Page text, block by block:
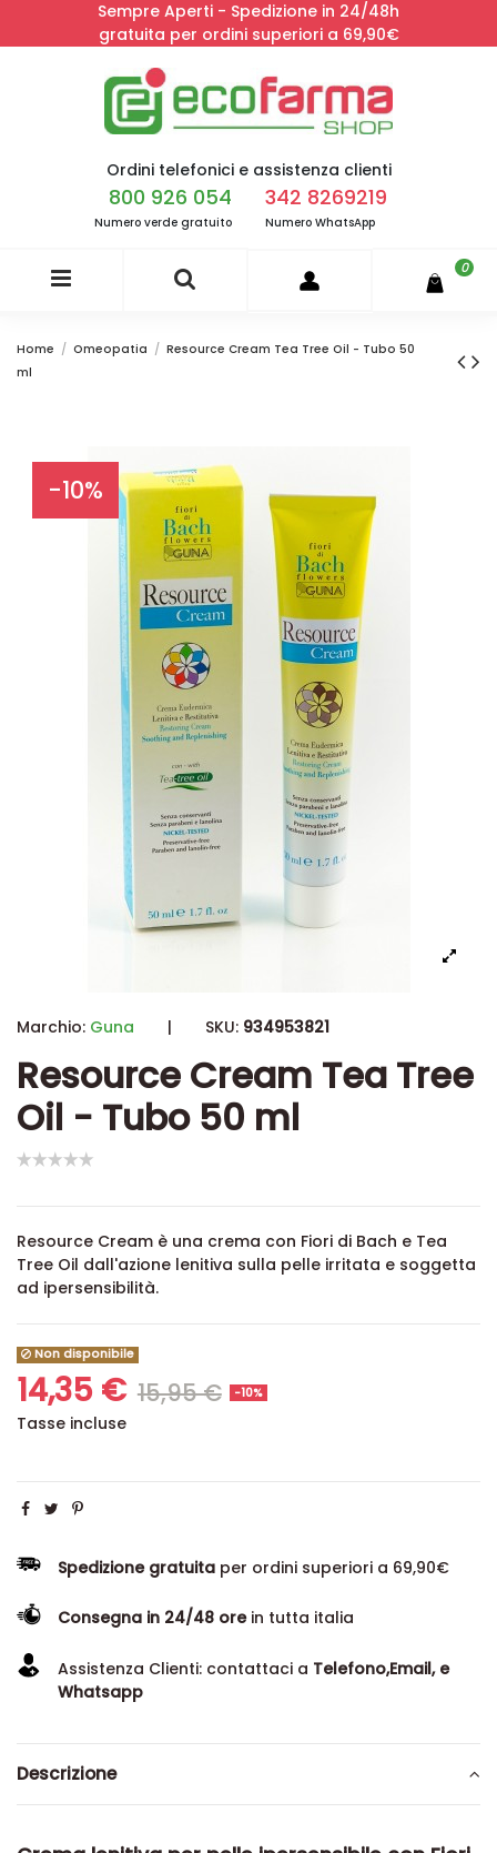
Sempre Aperti - Spedizione in 24/48h
gratuita per ordini superiori a 69,90€
Ordini telefonici e assistenza clienti
800 926 054
Numero verde gratuito
342 8269219
Numero WhatsApp
0
Home Omeopatia
Resource Cream Tea Tree Oil - Tubo 50
ml
-10%
Marchio: Guna | SKU: 934953821
Resource Cream Tea Tree
Oil - Tubo 50 ml
Resource Cream è una crema con Fiori di Bach e Tea
Tree Oil dall'azione lenitiva sulla pelle irritata e soggetta
ad ipersensibilità.
Non disponibile
14,35 € 15,95 € -10%
Tasse incluse
Spedizione gratuita per ordini superiori a 69,90€
Consegna in 24/48 orein tutta italia
Assistenza Clienti: contattaci a Telefono,Email, e
Whatsapp
Descrizione